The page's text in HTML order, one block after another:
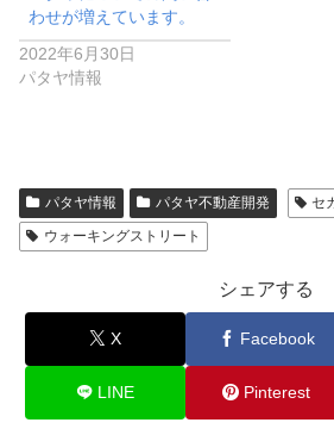
わせが増えています。
2022年6月30日
パタヤ情報
パタヤ情報 パタヤ不動産開発
セ
ウォーキングストリート
シェアする
X Facebook
LINE Pinterest